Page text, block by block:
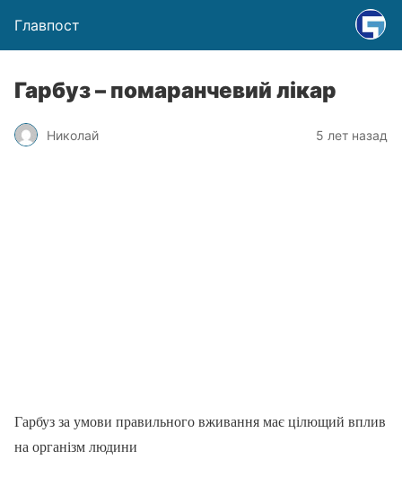
Главпост
Гарбуз – помаранчевий лікар
Николай 5 лет назад
Гарбуз за умови правильного вживання має цілющий вплив
на організм людини